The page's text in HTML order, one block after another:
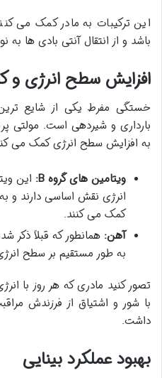
این ترکیبات به مادر کمک می
باشد و از انتقال آنتی بادی ها به
افزایش سطح انرژی
خستگی مفرط یکی از شایع
بارداری و شیردهی است. مولتی
به افزایش سطح انرژی کمک می
ویتامین های گروه B:
این
انرژی نقش اساسی دارند
کمک می کنند.
آهن: همانطور که قبلاً ذکر
به طور مستقیم بر سطح
تصور کنید مادری که هر روز با
با شور و اشتیاق از فرزندش
داشت.
بهبود عملکرد بینایی